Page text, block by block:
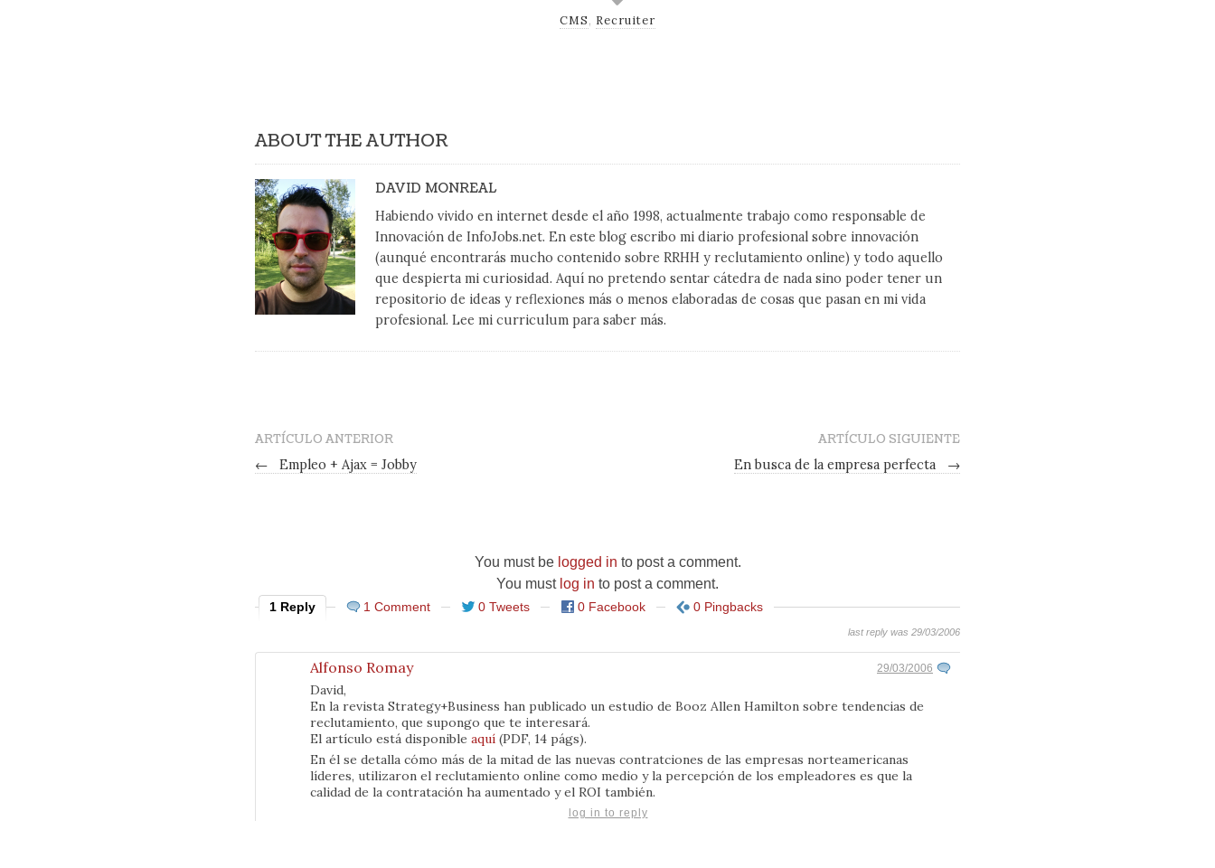
CMS, Recruiter
ABOUT THE AUTHOR
DAVID MONREAL
Habiendo vivido en internet desde el año 1998, actualmente trabajo como responsable de
Innovación de InfoJobs.net. En este blog escribo mi diario profesional sobre innovación
(aunqué encontrarás mucho contenido sobre RRHH y reclutamiento online) y todo aquello
que despierta mi curiosidad. Aquí no pretendo sentar cátedra de nada sino poder tener un
repositorio de ideas y reflexiones más o menos elaboradas de cosas que pasan en mi vida
profesional. Lee mi curriculum para saber más.
ARTÍCULO ANTERIOR
←
Empleo + Ajax = Jobby
ARTÍCULO SIGUIENTE
En busca de la empresa perfecta
→
You must be logged in to post a comment.
You must log in to post a comment.
1 Reply 1 Comment 0 Tweets 0 Facebook 0 Pingbacks
last reply was 29/03/2006
Alfonso Romay 29/03/2006
David,
En la revista Strategy+Business han publicado un estudio de Booz Allen Hamilton sobre tendencias de
reclutamiento, que supongo que te interesará.
El artículo está disponible aquí (PDF, 14 págs).
En él se detalla cómo más de la mitad de las nuevas contratciones de las empresas norteamericanas
líderes, utilizaron el reclutamiento online como medio y la percepción de los empleadores es que la
calidad de la contratación ha aumentado y el ROI también.
log in to reply